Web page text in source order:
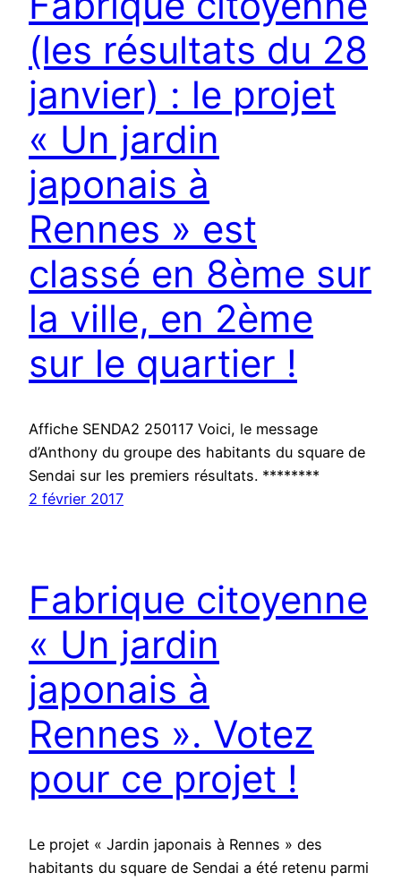
(les résultats du 28
janvier) : le projet
« Un jardin
japonais à
Rennes » est
classé en 8ème sur
la ville, en 2ème
sur le quartier !
Affiche SENDA2 250117 Voici, le message
d’Anthony du groupe des habitants du square de
Sendai sur les premiers résultats. ********
2 février 2017
Fabrique citoyenne
« Un jardin
japonais à
Rennes ». Votez
pour ce projet !
Le projet « Jardin japonais à Rennes » des
habitants du square de Sendai a été retenu parmi